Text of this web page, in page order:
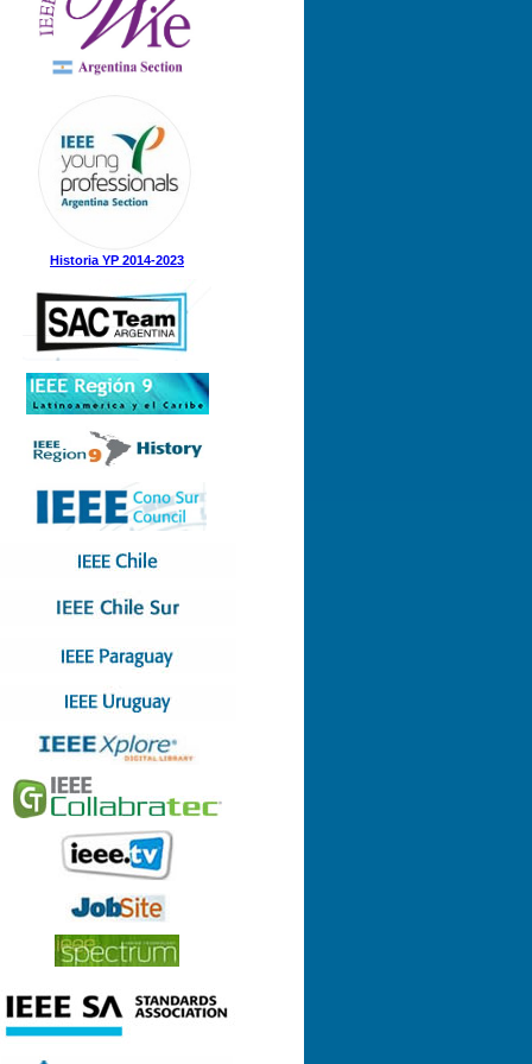
3 (21-08-2024)
2 (12-08-2024)
1 (31-05-2024)
2 (28-09-2023)
1 (07-09-2023)
7 (21-11-2022)
5 (31-08-2022)
3 (13-05-2022)
8 (29-12-2021)
7 (23-12-2021)
5 (06-09-2021)
3 (23-06-2021)
1 (22-04-2021)
9 (21-12-2020)
8 (26-11-2020)
Historia YP 2014-2023